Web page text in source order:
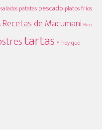
patatas pescado platos fríos
Recetas de Macumani Rico
tartas Y hoy que